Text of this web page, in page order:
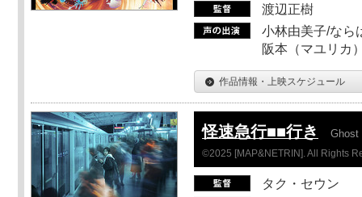
渡辺正樹
小林由美子/なら
阪本（マユリカ
作品情報・上映スケジュール
怪速急行■■行き Ghost
©2025 [MAP&NETRIN]. All Rights
タク・セウン